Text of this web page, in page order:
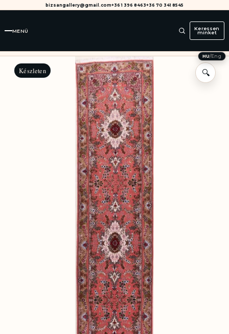
bizsangallery@gmail.com+36 1 396 8463+36 70 341 8545
MENÜ Keressen
minket
HU/Eng
Készleten 🔍